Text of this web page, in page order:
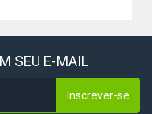
SEU E-MAIL
Inscrever-se